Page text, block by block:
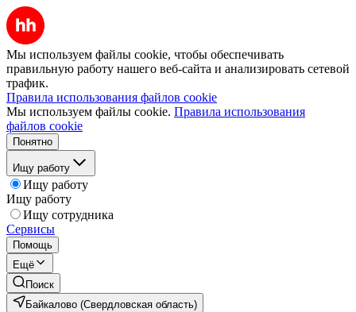
Мы используем файлы cookie, чтобы обеспечивать
правильную работу нашего веб-сайта и анализировать сетевой
трафик.
Правила использования файлов cookie
Мы используем файлы cookie. Правила использования
файлов cookie
Понятно
Ищу работу
Ищу работу
Ищу работу
Ищу сотрудника
Сервисы
Помощь
Ещё
Поиск
Байкалово (Свердловская область)